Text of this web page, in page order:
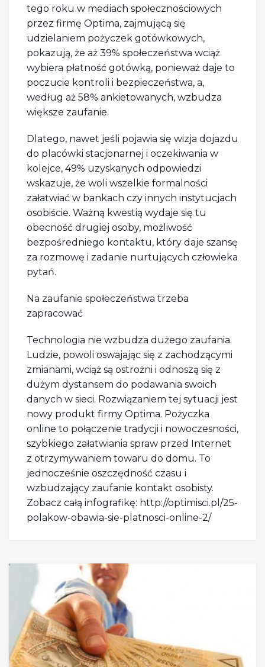
tego roku w mediach społecznościowych
przez firmę Optima, zajmującą się
udzielaniem pożyczek gotówkowych,
pokazują, że aż 39% społeczeństwa wciąż
wybiera płatność gotówką, ponieważ daje to
poczucie kontroli i bezpieczeństwa, a,
według aż 58% ankietowanych, wzbudza
większe zaufanie.
Dlatego, nawet jeśli pojawia się wizja dojazdu
do placówki stacjonarnej i oczekiwania w
kolejce, 49% uzyskanych odpowiedzi
wskazuje, że woli wszelkie formalności
załatwiać w bankach czy innych instytucjach
osobiście. Ważną kwestią wydaje się tu
obecność drugiej osoby, możliwość
bezpośredniego kontaktu, który daje szansę
za rozmowę i zadanie nurtujących człowieka
pytań.
Na zaufanie społeczeństwa trzeba
zapracować
Technologia nie wzbudza dużego zaufania.
Ludzie, powoli oswajając się z zachodzącymi
zmianami, wciąż są ostrożni i odnoszą się z
dużym dystansem do podawania swoich
danych w sieci. Rozwiązaniem tej sytuacji jest
nowy produkt firmy Optima. Pożyczka
online to połączenie tradycji i nowoczesności,
szybkiego załatwiania spraw przed Internet
z otrzymywaniem towaru do domu. To
jednocześnie oszczędność czasu i
wzbudzający zaufanie kontakt osobisty.
Zobacz całą infografikę: http://optimisci.pl/25-
polakow-obawia-sie-platnosci-online-2/